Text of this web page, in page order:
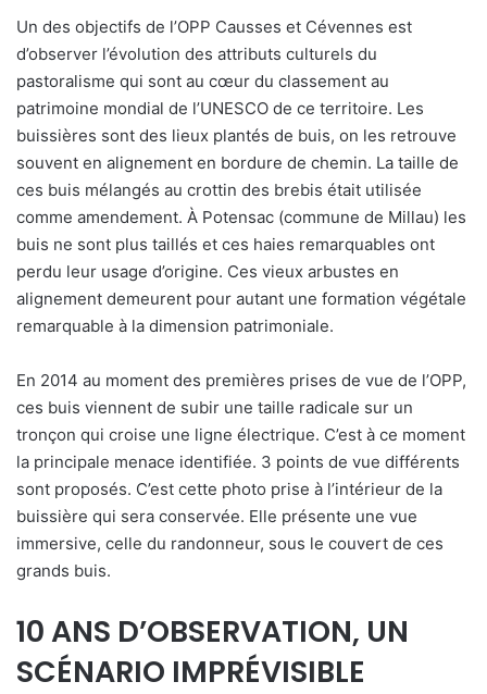
Un des objectifs de l’OPP Causses et Cévennes est
d’observer l’évolution des attributs culturels du
pastoralisme qui sont au cœur du classement au
patrimoine mondial de l’UNESCO de ce territoire. Les
buissières sont des lieux plantés de buis, on les retrouve
souvent en alignement en bordure de chemin. La taille de
ces buis mélangés au crottin des brebis était utilisée
comme amendement. À Potensac (commune de Millau) les
buis ne sont plus taillés et ces haies remarquables ont
perdu leur usage d’origine. Ces vieux arbustes en
alignement demeurent pour autant une formation végétale
remarquable à la dimension patrimoniale.
En 2014 au moment des premières prises de vue de l’OPP,
ces buis viennent de subir une taille radicale sur un
tronçon qui croise une ligne électrique. C’est à ce moment
la principale menace identifiée. 3 points de vue différents
sont proposés. C’est cette photo prise à l’intérieur de la
buissière qui sera conservée. Elle présente une vue
immersive, celle du randonneur, sous le couvert de ces
grands buis.
10 ANS D’OBSERVATION, UN
SCÉNARIO IMPRÉVISIBLE